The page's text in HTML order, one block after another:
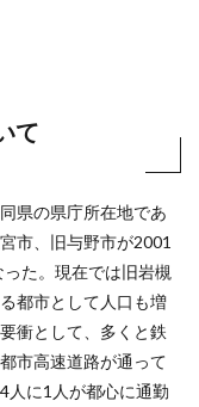
て
県の県庁所在地であ
市、旧与野市が2001
た。現在では旧岩槻
都市として人口も増
衝として、多くと鉄
市高速道路が通って
人に1人が都心に通勤